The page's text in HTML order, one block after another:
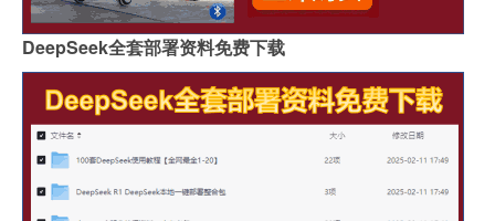
DeepSeek全套部署资料免费下载